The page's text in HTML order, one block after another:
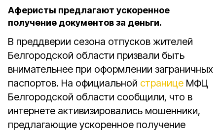
Аферисты предлагают ускоренное
получение документов за деньги.
В преддверии сезона отпусков жителей
Белгородской области призвали быть
внимательнее при оформлении заграничных
паспортов. На официальной странице МФЦ
Белгородской области сообщили, что в
интернете активизировались мошенники,
предлагающие ускоренное получение